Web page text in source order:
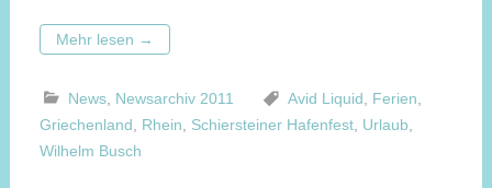
Mehr lesen →
News, Newsarchiv 2011 Avid Liquid Ferien
Griechenland
Rhein Schiersteiner Hafenfest, Urlaub
Wilhelm Busch